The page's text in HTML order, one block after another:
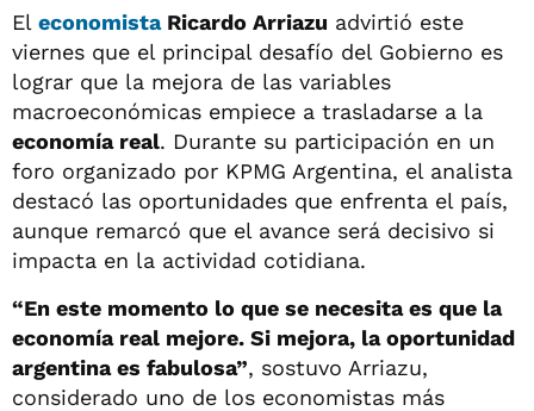
El economistaRicardo Arriazu advirtió este
viernes que el principal desafío del Gobierno es
lograr que la mejora de las variables
macroeconómicas empiece a trasladarse a la
economía real. Durante su participación en un
foro organizado por KPMG Argentina, el analista
destacó las oportunidades que enfrenta el país,
aunque remarcó que el avance será decisivo si
impacta en la actividad cotidiana.
“En este momento lo que se necesita es que la
economía real mejore. Si mejora, la oportunidad
argentina es fabulosa”, sostuvo Arriazu,
considerado uno de los economistas más